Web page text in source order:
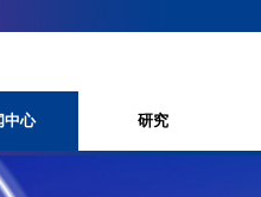
中心 研究